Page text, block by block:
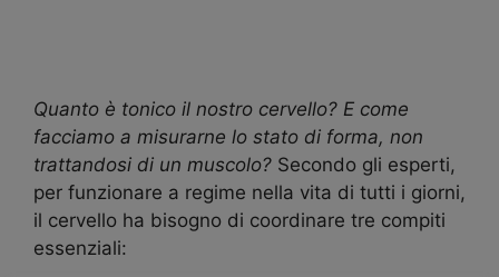
Quanto è tonico il nostro cervello? E come
facciamo a misurarne lo stato di forma, non
trattandosi di un muscolo? Secondo gli esperti,
per funzionare a regime nella vita di tutti i giorni,
il cervello ha bisogno di coordinare tre compiti
essenziali: